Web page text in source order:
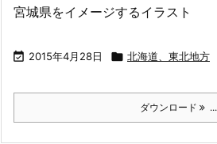
宮城県をイメージするイラスト
 2015年4月28日  北海道、東北地方
ダウンロード ...